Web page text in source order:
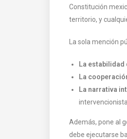
Constitución
territorio, y
La sola mención
La
La
La narrativa
intervencionista.
Además, pone al
debe ejecutarse